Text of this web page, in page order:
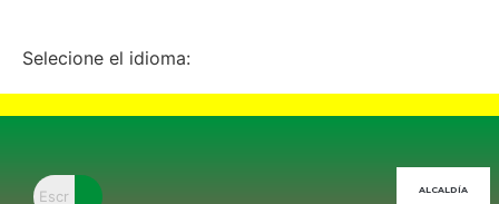
Selecione el idioma:
ALCALDÍA
Buscar